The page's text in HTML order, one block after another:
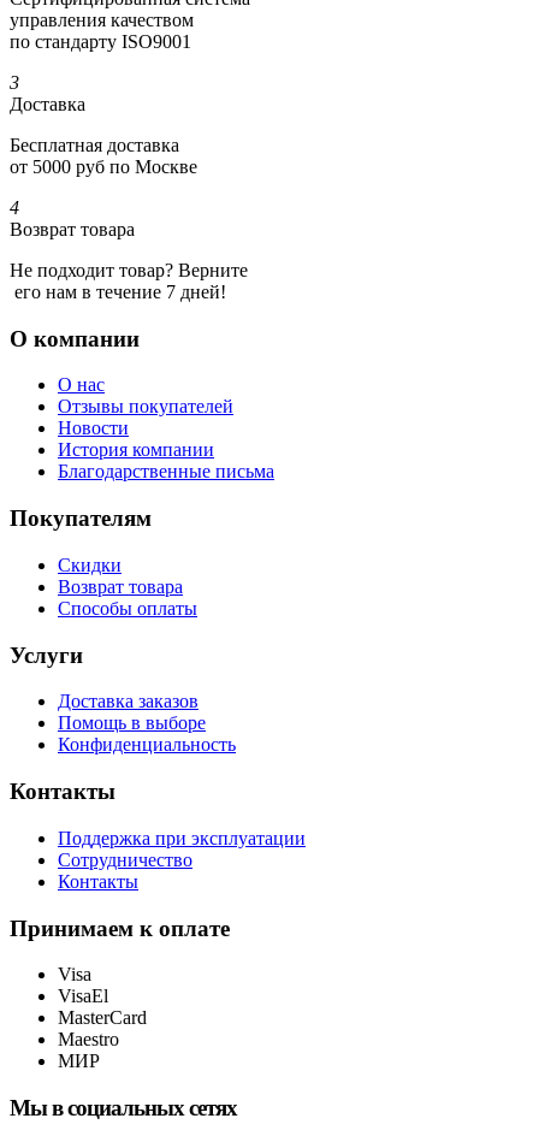
управления качеством
по стандарту ISO9001
3
Доставка
Бесплатная доставка
от 5000 руб по Москве
4
Возврат товара
Не подходит товар? Верните
его нам в течение 7 дней!
О компании
О нас
Отзывы покупателей
Новости
История компании
Благодарственные письма
Покупателям
Скидки
Возврат товара
Способы оплаты
Услуги
Доставка заказов
Помощь в выборе
Конфиденциальность
Контакты
Поддержка при эксплуатации
Сотрудничество
Контакты
Принимаем к оплате
Visa
VisaEl
MasterCard
Maestro
МИР
Мы в социальных сетях